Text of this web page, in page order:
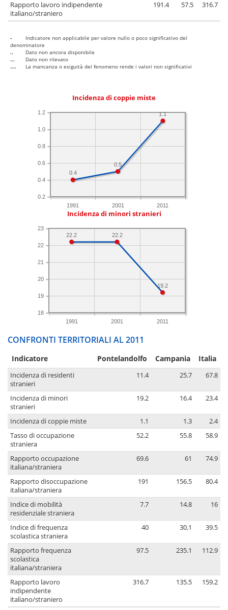
Rapporto lavoro indipendente
italiano/straniero
191.4 57.5 316.7
-
Indicatore non applicabile per valore nullo o poco significativo del
denominatore
..
Dato non ancora disponibile
...
Dato non rilevato
....
La mancanza o esiguità del fenomeno rende i valori non significativi
Incidenza di coppie miste
1991 2001 2011
0.2
0.4
0.6
0.8
1.0
1.2 1.1
0.5
0.4
Incidenza di minori stranieri
1991 2001 2011
18
19
20
21
22
23
19.2
22.2
22.2
CONFRONTI TERRITORIALI AL 2011
Indicatore Pontelandolfo Campania Italia
Incidenza di residenti
stranieri
11.4 25.7 67.8
Incidenza di minori
stranieri
19.2 16.4 23.4
Incidenza di coppie miste 1.1 1.3
2.4
Tasso di occupazione
straniera
52.2 55.8 58.9
Rapporto occupazione
italiana/straniera
69.6 61 74.9
Rapporto disoccupazione
italiana/straniera
191 156.5 80.4
Indice di mobilità
residenziale straniera
7.7 14.8 16
Indice di frequenza
scolastica straniera
40 30.1 39.5
Rapporto frequenza
scolastica
italiana/straniera
97.5 235.1 112.9
Rapporto lavoro
indipendente
italiano/straniero
316.7 135.5 159.2